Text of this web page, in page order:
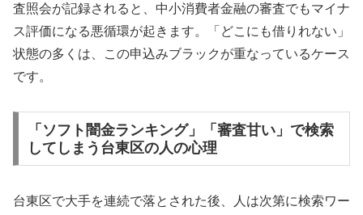
査照会が記録されると、中小消費者金融の審査でもマイナ
ス評価になる悪循環が起きます。「どこにも借りれない」
状態の多くは、この申込みブラックが重なっているケース
です。
「ソフト闇金ランキング」「審査甘い」で検索
してしまう台東区の人の心理
台東区で大手を連続で落とされた後、人は次第に検索ワー